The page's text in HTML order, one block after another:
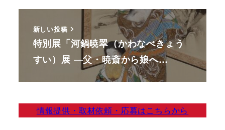
新しい投稿
特別展「河鍋暁翠（かわなべきょう
すい）展 ―父・暁斎から娘へ…
情報提供・取材依頼・応募はこちらから